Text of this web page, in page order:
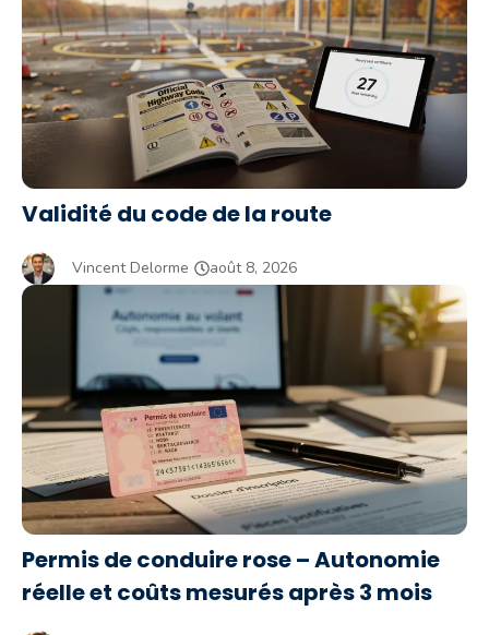
Validité du code de la route
Vincent Delorme août 8, 2026
Permis de conduire rose – Autonomie
réelle et coûts mesurés après 3 mois